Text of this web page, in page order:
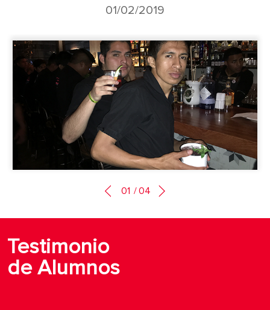
01/02/2019
01 / 04
Testimonio
de Alumnos